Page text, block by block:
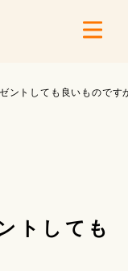
ントしても良いものです
トしても